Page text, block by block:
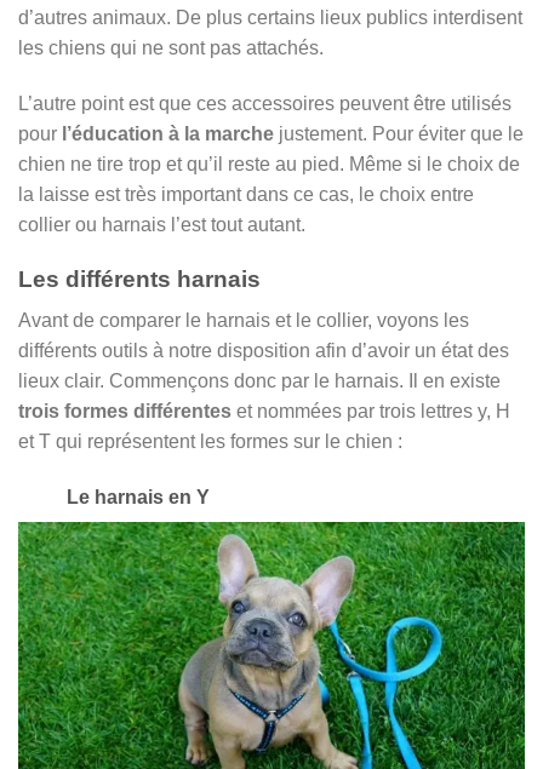
d’autres animaux. De plus certains lieux publics interdisent
les chiens qui ne sont pas attachés.
L’autre point est que ces accessoires peuvent être utilisés
pour l’éducation à la marche justement. Pour éviter que le
chien ne tire trop et qu’il reste au pied. Même si le choix de
la laisse est très important dans ce cas, le choix entre
collier ou harnais l’est tout autant.
Les différents harnais
Avant de comparer le harnais et le collier, voyons les
différents outils à notre disposition afin d’avoir un état des
lieux clair. Commençons donc par le harnais. Il en existe
trois formes différentes et nommées par trois lettres y, H
et T qui représentent les formes sur le chien :
Le harnais en Y